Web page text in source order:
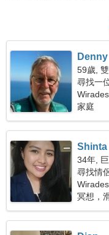
Denny
59歲,
尋找一
家庭
Shinta
34年,
尋找情
冥想，